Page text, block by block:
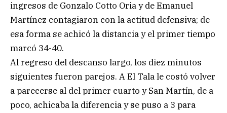
ingresos de Gonzalo Cotto Oria y de Emanuel
Martínez contagiaron con la actitud defensiva; de
esa forma se achicó la distancia y el primer tiempo
marcó 34-40.
Al regreso del descanso largo, los diez minutos
siguientes fueron parejos. A El Tala le costó volver
a parecerse al del primer cuarto y San Martín, de a
poco, achicaba la diferencia y se puso a 3 para